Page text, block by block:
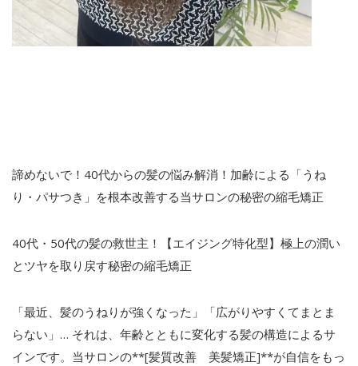
諦めないで！ 40代からの髪の悩み解消！加齢による「うね
り・パサつき」を根本改善する当サロンの秘密の縮毛矯正
40代・ 50代の髪の救世主！【エイジング特化型】極上の潤い
とツヤを取り戻す秘密の縮毛矯正
「最近、髪のうねりが強くなった」「広がりやすくてまとま
らない」 … それは、年齢とともに変化する髪の構造によるサ
インです。当サロンの**[髪質改善 美髪矯正]**が自信をもっ